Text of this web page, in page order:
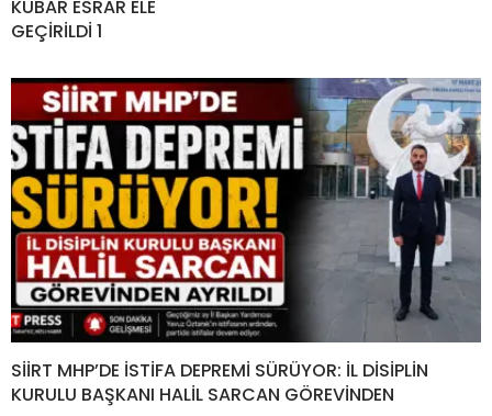
KUBAR ESRAR ELE
GEÇİRİLDİ 1
SİİRT MHP’DE İSTİFA DEPREMİ SÜRÜYOR: İL DİSİPLİN
KURULU BAŞKANI HALİL SARCAN GÖREVİNDEN